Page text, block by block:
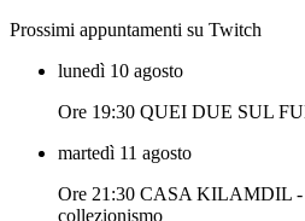
Prossimi appuntamenti su Twitch
lunedì 10 agosto
Ore 19:30 QUEI DUE SUL
martedì 11 agosto
Ore 21:30 CASA KILAMDIL -
collezionismo